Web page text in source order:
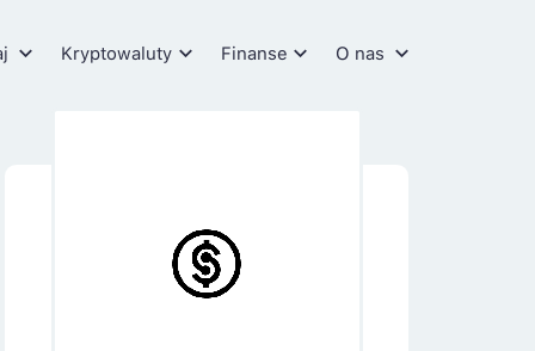
Kryptowaluty Finanse O nas